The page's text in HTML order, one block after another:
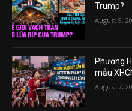
Trump?
August 9,
Phương
mẫu
August 7,